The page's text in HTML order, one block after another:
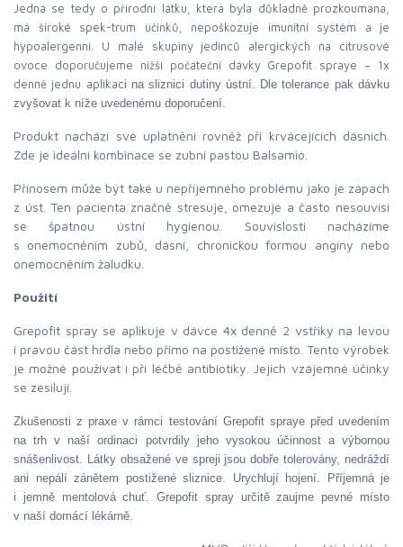
Jedná se tedy o přírodní látku, která byla důkladně prozkoumána,
má široké spek-trum účinků, nepoškozuje imunitní systém a je
hypoalergenní. U malé skupiny jedinců alergických na citrusové
ovoce doporučujeme nižší počáteční dávky Grepofit spraye – 1x
denně jednu aplikaci na sliznici dutiny ústní. Dle tolerance pak dávku
zvyšovat k níže uvedenému doporučení.
Produkt nachází své uplatnění rovněž při krvácejících dásních.
Zde je ideální kombinace se zubní pastou Balsamio.
Přínosem může být také u nepříjemného problému jako je zápach
z úst. Ten pacienta značně stresuje, omezuje a často nesouvisí
se špatnou ústní hygienou. Souvislosti nacházíme
s onemocněním zubů, dásní, chronickou formou angíny nebo
onemocněním žaludku.
Použití
Grepofit spray se aplikuje v dávce 4x denně 2 vstřiky na levou
i pravou část hrdla nebo přímo na postižené místo. Tento výrobek
je možné používat i při léčbě antibiotiky. Jejich vzájemné účinky
se zesilují.
Zkušenosti z praxe v rámci testování Grepofit spraye před uvedením
na trh v naší ordinaci potvrdily jeho vysokou účinnost a výbornou
snášenlivost. Látky obsažené ve spreji jsou dobře tolerovány, nedráždí
ani nepálí zánětem postižené sliznice. Urychlují hojení. Příjemná je
i jemně mentolová chuť. Grepofit spray určitě zaujme pevné místo
v naší domácí lékárně.